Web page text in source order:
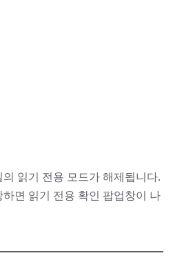
읽기 전용 모드가 해제됩니다.
면 읽기 전용 확인 팝업창이 나